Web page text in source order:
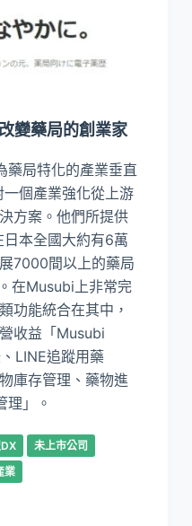
變藥局的創業家
藥局特化的產業垂直
個產業強化從上游
方案。他們所提供
本全國大約有6萬
7000間以上的藥局
在Musubi上非常完
功能統合在其中，
收益「Musubi
LINE追蹤用藥
庫存管理、藥物進
理」。
未上市公司
業